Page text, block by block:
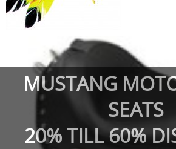
MUSTANG
SEATS
20% TILL 60%